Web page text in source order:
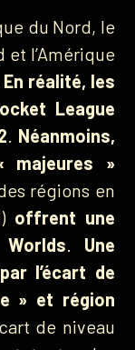
du Nord, le
et l’Amérique
En réalité, les
League
. Néanmoins,
majeures »
régions en
offrent une
. Une
l’écart de
» et région
de niveau